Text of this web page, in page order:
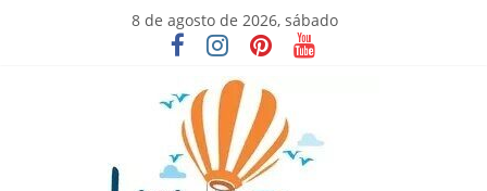
8 de agosto de 2026, sábado